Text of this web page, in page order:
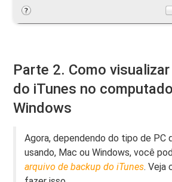
Parte 2. Como
do iTunes no
Windows
Agora, dependendo do tipo de PC
usando, Mac ou Windows, você
arquivo de backup do iTunes. Veja